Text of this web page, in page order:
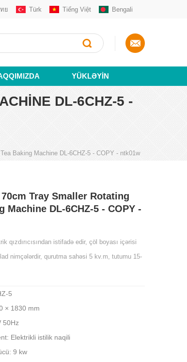
ย Türk Tiếng Việt Bengali
YÜKLƏYIN
DL-6CHZ-5 -
Baking Machine DL-6CHZ-5 - COPY - ntk01w
Tray Smaller Rotating
Machine DL-6CHZ-5 - COPY -
qızdırıcısından istifadə edir, çöl boyası içərisi
nimçələrdir, qurutma sahəsi 5 kv.m, tutumu 15-
5
× 1830 mm
50Hz
Elektrikli istilik naqili
9 kw